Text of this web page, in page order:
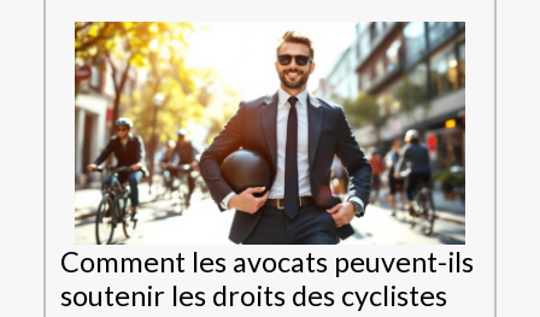
Comment les avocats peuvent-ils
soutenir les droits des cyclistes